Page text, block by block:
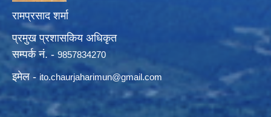
रामप्रसाद शर्मा
प्रमुख प्रशासकिय अधिकृत
सम्पर्क नं. - 9857834270
इमेल - ito.chaurjaharimun@gmail.com